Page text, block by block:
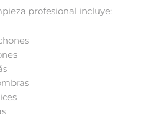
profesional incluye: